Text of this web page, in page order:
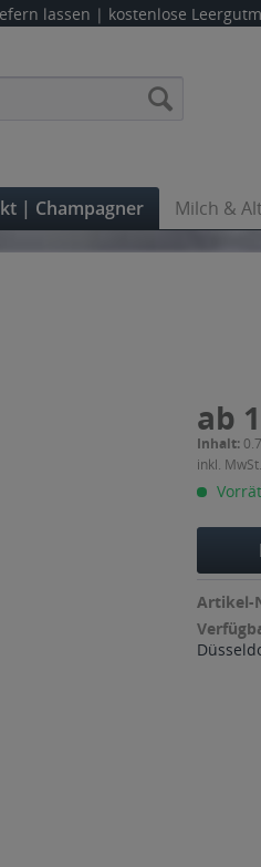
lassen | kostenlose
| Champagner Milch &
ab
Inhalt:
inkl. MwSt.
Artikel-